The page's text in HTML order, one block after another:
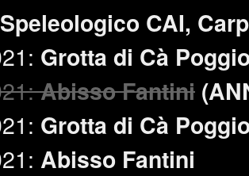
CAI,
Grotta di Cà
Abisso Fantini
Grotta di Cà
Abisso Fantini